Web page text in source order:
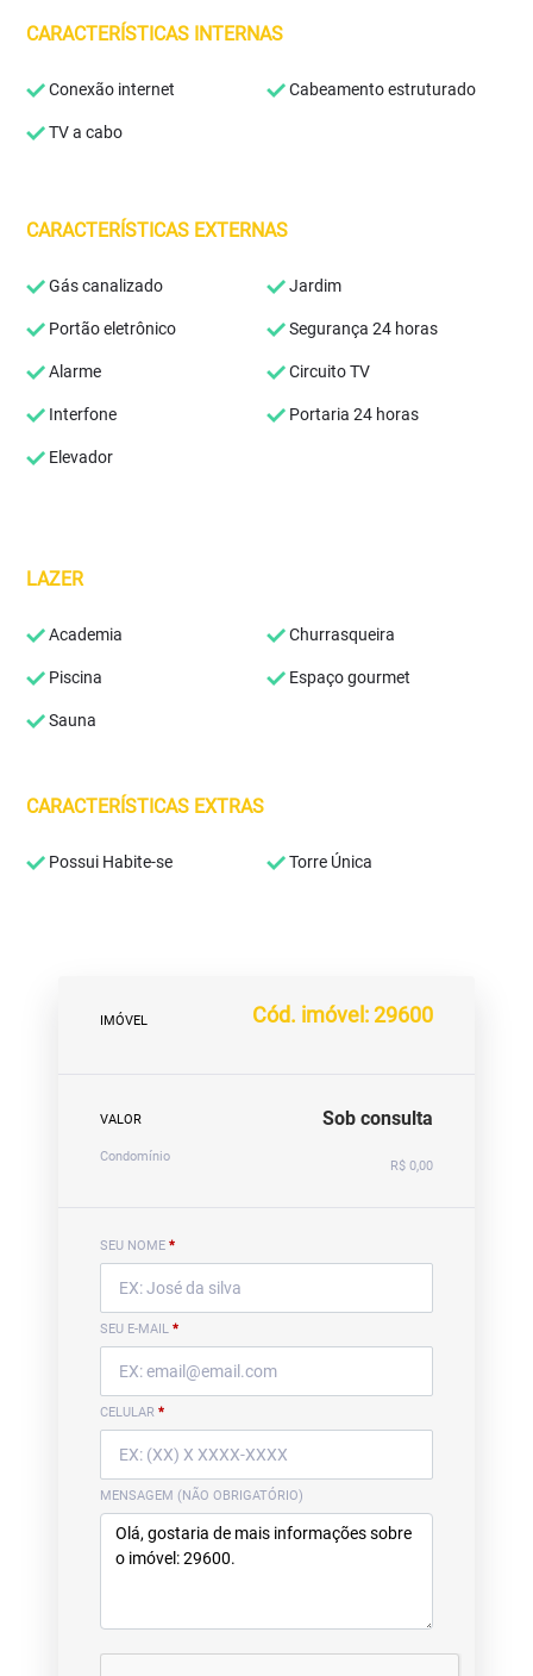
CARACTERÍSTICAS INTERNAS
Conexão internet Cabeamento estruturado
TV a cabo
CARACTERÍSTICAS EXTERNAS
Gás canalizado Jardim
Portão eletrônico Segurança 24 horas
Alarme Circuito TV
Interfone Portaria 24 horas
Elevador
LAZER
Academia Churrasqueira
Piscina Espaço gourmet
Sauna
CARACTERÍSTICAS EXTRAS
Possui Habite-se Torre Única
IMÓVEL Cód. imóvel: 29600
VALOR Sob consulta
Condomínio
R$ 0,00
SEU NOME *
SEU E-MAIL *
CELULAR *
MENSAGEM (NÃO OBRIGATÓRIO)